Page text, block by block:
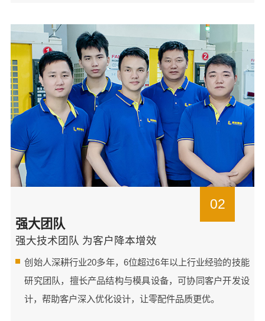
02
强大团队
强大技术团队 为客户降本增效
创始人深耕行业20多年，6位超过6年以上行业经验的技能
研究团队，擅长产品结构与模具设备，可协同客户开发设
计，帮助客户深入优化设计，让零配件品质更优。